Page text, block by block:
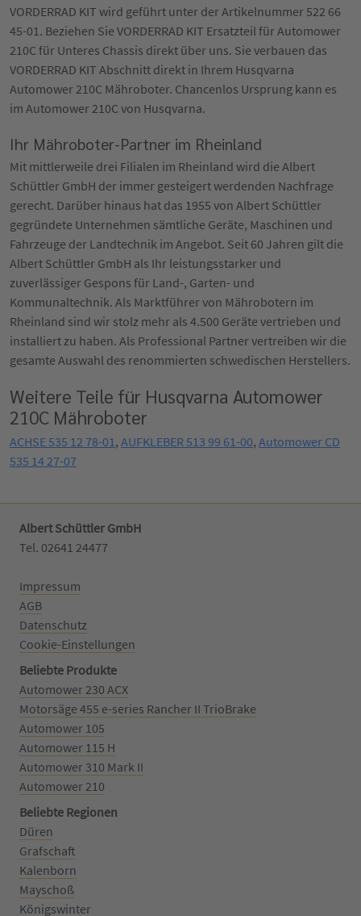
VORDERRAD KIT wird geführt unter der Artikelnummer 522 66
45-01. Beziehen Sie VORDERRAD KIT Ersatzteil für Automower
210C für Unteres Chassis direkt über uns. Sie verbauen das
VORDERRAD KIT Abschnitt direkt in Ihrem Husqvarna
Automower 210C Mähroboter. Chancenlos Ursprung kann es
im Automower 210C von Husqvarna.
Ihr Mähroboter-Partner im Rheinland
Mit mittlerweile drei Filialen im Rheinland wird die Albert
Schüttler GmbH der immer gesteigert werdenden Nachfrage
gerecht. Darüber hinaus hat das 1955 von Albert Schüttler
gegründete Unternehmen sämtliche Geräte, Maschinen und
Fahrzeuge der Landtechnik im Angebot. Seit 60 Jahren gilt die
Albert Schüttler GmbH als Ihr leistungsstarker und
zuverlässiger Gespons für Land-, Garten- und
Kommunaltechnik. Als Marktführer von Mährobotern im
Rheinland sind wir stolz mehr als 4.500 Geräte vertrieben und
installiert zu haben. Als Professional Partner vertreiben wir die
gesamte Auswahl des renommierten schwedischen Herstellers.
Weitere Teile für Husqvarna Automower
210C Mähroboter
ACHSE 535 12 78-01 , AUFKLEBER 513 99 61-00, Automower CD
535 14 27-07
Albert Schüttler GmbH
Tel. 02641 24477‬
Impressum
AGB
Datenschutz
Cookie-Einstellungen
Beliebte Produkte
Automower 230 ACX
Motorsäge 455 e-series Rancher II TrioBrake
Automower 105
Automower 115 H
Automower 310 Mark II
Automower 210
Beliebte Regionen
Düren
Grafschaft
Kalenborn
Mayschoß
Königswinter